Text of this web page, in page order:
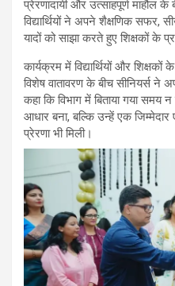
प्रेरणादायी और उत्साहपूर्ण माहौल
विद्यार्थियों ने अपने शैक्षणिक
यादों को साझा करते हुए शिक्षकों के
कार्यक्रम में विद्यार्थियों और
विशेष वातावरण के बीच सीनियर्स ने
कहा कि विभाग में बिताया गया
आधार बना, बल्कि उन्हें एक
प्रेरणा भी मिली।